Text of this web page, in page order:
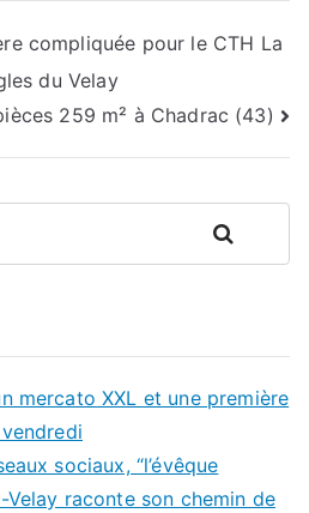
compliquée pour le CTH La
du Velay
259 m² à Chadrac (43)
Rechercher
mercato XXL et une première
sociaux, “l’évêque
Velay raconte son chemin de